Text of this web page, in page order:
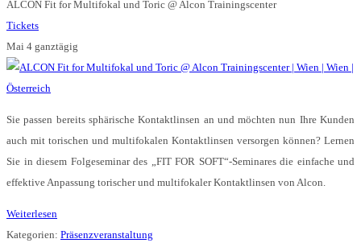
ALCON Fit for Multifokal und Toric @ Alcon Trainingscenter
Tickets
Mai 4 ganztägig
Sie passen bereits sphärische Kontaktlinsen an und möchten nun Ihre Kunden
auch mit torischen und multifokalen Kontaktlinsen versorgen können? Lernen
Sie in diesem Folgeseminar des „FIT FOR SOFT“-Seminares die einfache und
effektive Anpassung torischer und multifokaler Kontaktlinsen von Alcon.
Weiterlesen
Kategorien: Präsenzveranstaltung